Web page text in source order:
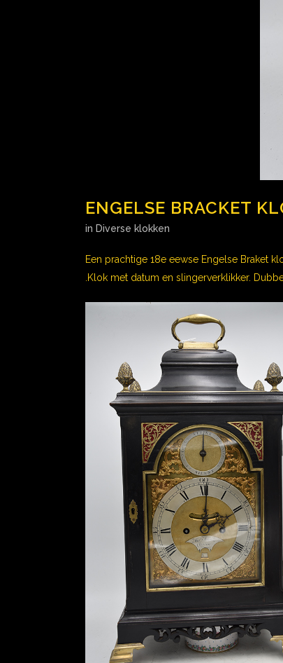
ENGELSE BRACKET
in Diverse klokken
Een prachtige 18e eewse Engelse Braket
.Klok met datum en slingerverklikker.